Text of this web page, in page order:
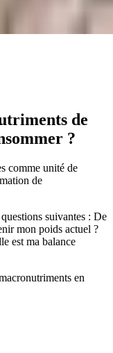
de
?
comme unité de
de
suivantes : De
mon poids actuel ?
est ma balance
en